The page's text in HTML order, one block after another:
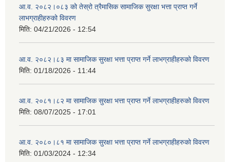
आ.व. २०८२।०८३ को तेस्रो त्रैमासिक सामाजिक सुरक्षा भत्ता प्राप्त गर्ने
लाभग्राहीहरुको विवरण
मिति: 04/21/2026 - 12:54
आ.व. २०८२।८३ मा सामाजिक सुरक्षा भत्ता प्राप्त गर्ने लाभग्राहीहरुको विवरण
मिति: 01/18/2026 - 11:44
आ.व. २०८१।८२ मा सामाजिक सुरक्षा भत्ता प्राप्त गर्ने लाभग्राहीहरुको विवरण
मिति: 08/07/2025 - 17:01
आ.व. २०८०।८१ मा सामाजिक सुरक्षा भत्ता प्राप्त गर्ने लाभग्राहीहरुको विवरण
मिति: 01/03/2024 - 12:34